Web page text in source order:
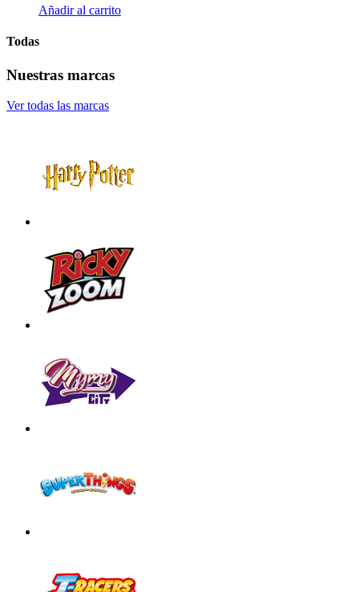
Añadir al carrito
Todas
Nuestras marcas
Ver todas las marcas